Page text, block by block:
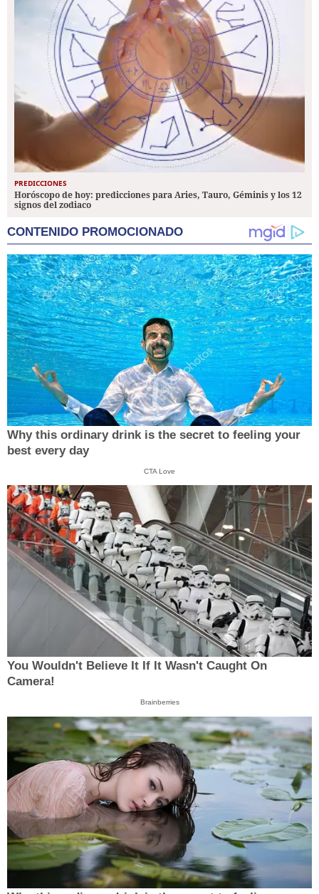
PREDICCIONES
Horóscopo de hoy: predicciones para Aries, Tauro, Géminis y los 12
signos del zodiaco
CONTENIDO PROMOCIONADO
Why this ordinary drink is the secret to feeling your
best every day
CTA Love
You Wouldn't Believe It If It Wasn't Caught On
Camera!
Brainberries